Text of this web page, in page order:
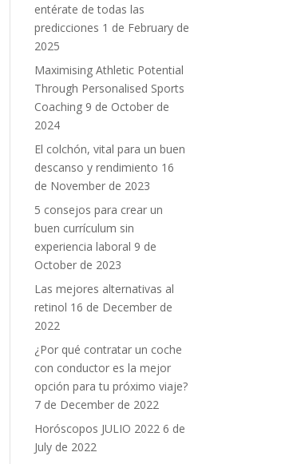
entérate de todas las
predicciones 1 de February de
2025
Maximising Athletic Potential
Through Personalised Sports
Coaching 9 de October de
2024
El colchón, vital para un buen
descanso y rendimiento 16
de November de 2023
5 consejos para crear un
buen currículum sin
experiencia laboral 9 de
October de 2023
Las mejores alternativas al
retinol 16 de December de
2022
¿Por qué contratar un coche
con conductor es la mejor
opción para tu próximo viaje?
7 de December de 2022
Horóscopos JULIO 2022 6 de
July de 2022